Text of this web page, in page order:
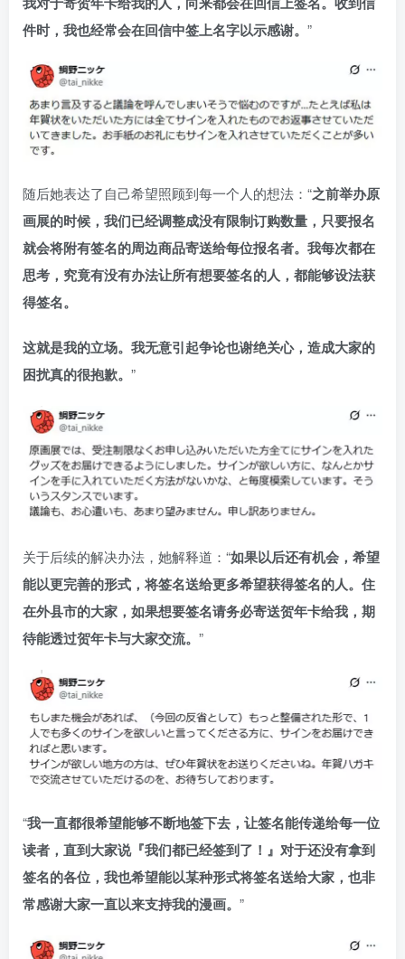
件时，我也经常会在回信中签上名字以示感谢。 ”
随后她表达了自己希望照顾到每一个人的想法：“之前举办原
画展的时候，我们已经调整成没有限制订购数量，只要报名
就会将附有签名的周边商品寄送给每位报名者。我每次都在
思考，究竟有没有办法让所有想要签名的人，都能够设法获
得签名。
这就是我的立场。我无意引起争论也谢绝关心，造成大家的
困扰真的很抱歉。 ”
关于后续的解决办法，她解释道：“如果以后还有机会，希望
能以更完善的形式，将签名送给更多希望获得签名的人。住
在外县市的大家，如果想要签名请务必寄送贺年卡给我，期
待能透过贺年卡与大家交流。 ”
“我一直都很希望能够不断地签下去，让签名能传递给每一位
读者，直到大家说『我们都已经签到了！』对于还没有拿到
签名的各位，我也希望能以某种形式将签名送给大家，也非
常感谢大家一直以来支持我的漫画。 ”